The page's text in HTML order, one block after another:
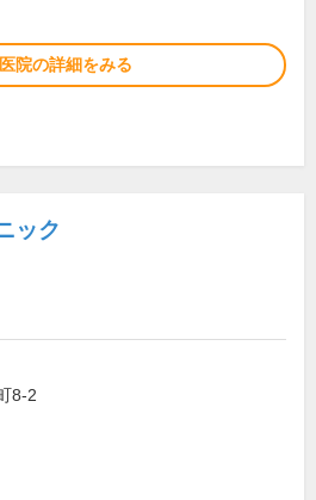
院の詳細をみる
ック
8-2